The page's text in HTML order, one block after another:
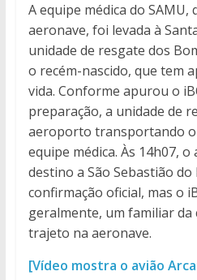
A equipe médica do SAMU,
aeronave, foi levada à
unidade de resgate dos
o recém-nascido, que tem
vida. Conforme apurou o
preparação, a unidade de
aeroporto transportando o
equipe médica. Às 14h07,
destino a São Sebastião do
confirmação oficial, mas o
geralmente, um familiar da
trajeto na aeronave.
[Vídeo mostra o avião